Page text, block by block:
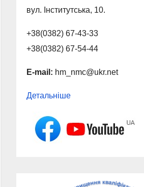
вул. Інститутська, 10.
+38(0382) 67-43-33
+38(0382) 67-54-44
E-mail: hm_nmc@ukr.net
Детальніше